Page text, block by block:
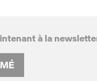
à la